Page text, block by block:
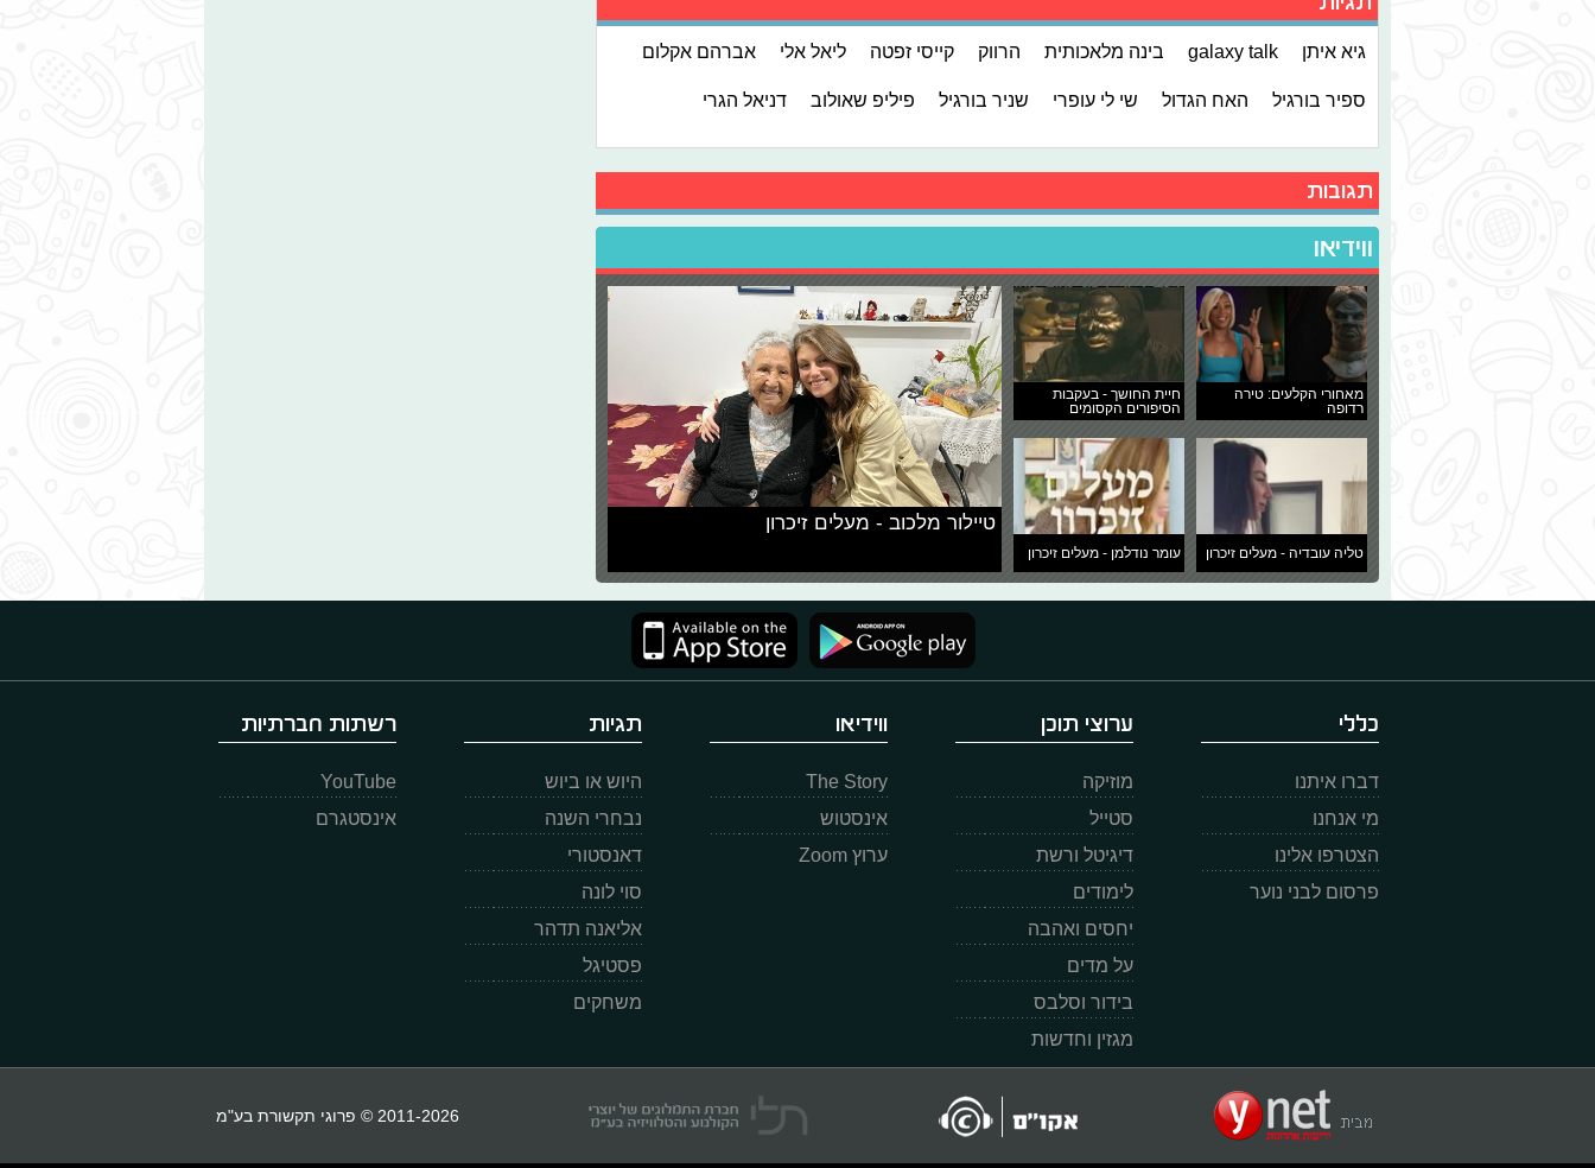
גיא איתן galaxy talk בינה מלאכותית הרווק קייסי זפטה ליאל אלי אברהם אקלום
ספיר בורגיל האח הגדול שי לי עופרי שניר בורגיל פיליפ שאולוב דניאל הגרי
תגובות
ווידיאו
מאחורי הקלעים: טירה
רדופה
חיית החושך - בעקבות
הסיפורים הקסומים
טליה עובדיה - מעלים זיכרון עומר נודלמן - מעלים זיכרון
טיילור מלכוב - מעלים זיכרון
כללי
דברו איתנו
מי אנחנו
הצטרפו אלינו
פרסום לבני נוער
ערוצי תוכן
מוזיקה
סטייל
דיגיטל ורשת
לימודים
יחסים ואהבה
על מדים
בידור וסלבס
מגזין וחדשות
ווידיאו
The Story
אינסטוש
ערוץ Zoom
תגיות
היוש או ביוש
נבחרי השנה
דאנסטורי
סוי לונה
אליאנה תדהר
פסטיגל
משחקים
רשתות חברתיות
YouTube
אינסטגרם
2011-2026 © פרוגי תקשורת בע"מ